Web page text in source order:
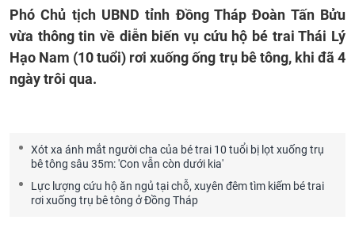
Phó Chủ tịch UBND tỉnh Đồng Tháp Đoàn Tấn Bửu
vừa thông tin về diễn biến vụ cứu hộ bé trai Thái Lý
Hạo Nam (10 tuổi) rơi xuống ống trụ bê tông, khi đã 4
ngày trôi qua.
Xót xa ánh mắt người cha của bé trai 10 tuổi bị lọt xuống trụ
bê tông sâu 35m: 'Con vẫn còn dưới kia'
Lực lượng cứu hộ ăn ngủ tại chỗ, xuyên đêm tìm kiếm bé trai
rơi xuống trụ bê tông ở Đồng Tháp